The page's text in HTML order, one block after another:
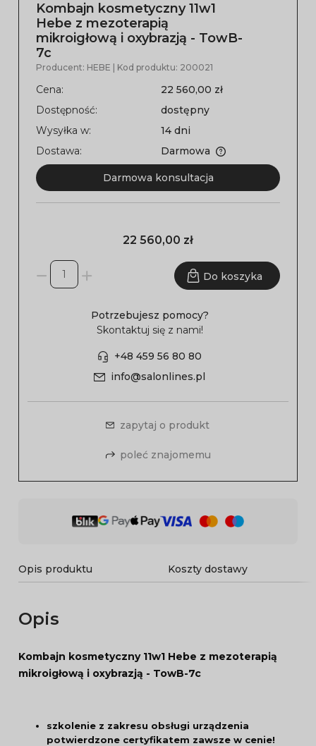
Kombajn kosmetyczny 11w1
Hebe z mezoterapią
mikroigłową i oxybrazją - TowB-
7c
Producent: HEBE | Kod produktu: 200021
Cena:
22 560,00 zł
Dostępność:
dostępny
Wysyłka w:
14 dni
Dostawa:
Darmowa
Darmowa konsultacja
22 560,00 zł
Do koszyka
Potrzebujesz pomocy?
Skontaktuj się z nami!
+48 459 56 80 80
info@salonlines.pl
zapytaj o produkt
poleć znajomemu
Opis produktu Koszty dostawy
Opis
Kombajn kosmetyczny 11w1 Hebe z mezoterapią
mikroigłową i oxybrazją - TowB-7c
szkolenie z zakresu obsługi urządzenia
potwierdzone certyfikatem zawsze w cenie!